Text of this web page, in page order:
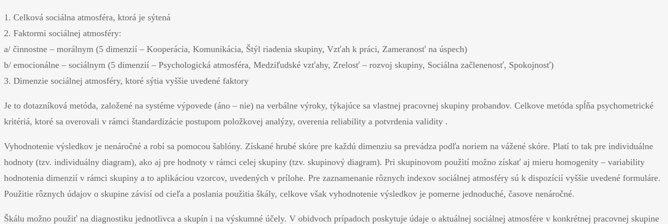
1. Celková sociálna atmosféra, ktorá je sýtená
2. Faktormi sociálnej atmosféry:
a/ činnostne – morálnym (5 dimenzií – Kooperácia, Komunikácia, Štýl riadenia skupiny, Vzťah k práci, Zameranosť na úspech)
b/ emocionálne – sociálnym (5 dimenzií – Psychologická atmosféra, Medziľudské vzťahy, Zrelosť – rozvoj skupiny, Sociálna začlenenosť, Spokojnosť)
3. Dimenzie sociálnej atmosféry, ktoré sýtia vyššie uvedené faktory
Je to dotazníková metóda, založené na systéme výpovede (áno – nie) na verbálne výroky, týkajúce sa vlastnej pracovnej skupiny probandov. Celkove metóda spĺňa psychometrické
kritériá, ktoré sa overovali v rámci štandardizácie postupom položkovej analýzy, overenia reliability a potvrdenia validity .
Vyhodnotenie výsledkov je nenáročné a robí sa pomocou šablóny. Získané hrubé skóre pre každú dimenziu sa prevádza podľa noriem na vážené skóre. Platí to tak pre individuálne
hodnoty (tzv. individuálny diagram), ako aj pre hodnoty v rámci celej skupiny (tzv. skupinový diagram). Pri skupinovom použití možno získať aj mieru homogenity – variability
hodnotenia dimenzií v rámci skupiny a to aplikáciou vzorcov, uvedených v prílohe. Pre zaznamenanie rôznych indexov sociálnej atmosféry sú k dispozícií vyššie uvedené formuláre.
Použitie rôznych údajov o skupine závisí od cieľa a poslania použitia škály, celkove však vyhodnotenie výsledkov je pomerne jednoduché, časove nenáročné.
Škálu možno použiť na diagnostiku jednotlivca a skupín i na výskumné účely. V obidvoch prípadoch poskytuje údaje o aktuálnej sociálnej atmosfére v konkrétnej pracovnej skupine